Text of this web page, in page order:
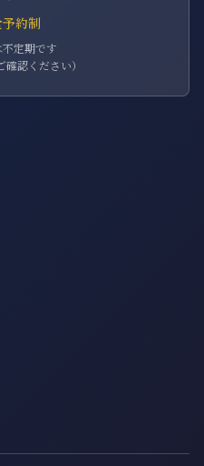
約制
定期です
確認ください）